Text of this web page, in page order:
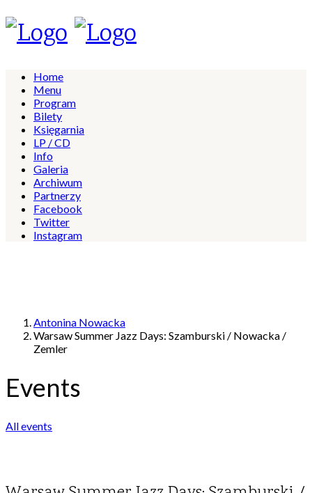
Home
Menu
Program
Bilety
Księgarnia
LP / CD
Info
Galeria
Archiwum
Partnerzy
Facebook
Twitter
Instagram
Antonina Nowacka
Warsaw Summer Jazz Days: Szamburski / Nowacka /
Zemler
Events
All events